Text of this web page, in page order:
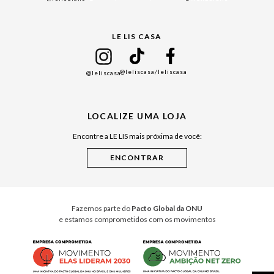
Cuidados Casa
LE LIS CASA
@leliscasa@leliscasa/leliscasa
LOCALIZE UMA LOJA
Encontre a LE LIS mais próxima de você:
Fazemos parte do Pacto Global da ONU
e estamos comprometidos com os movimentos